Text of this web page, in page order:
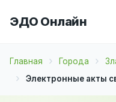
ЭДО Онлайн
Главная Города
Электронные акты